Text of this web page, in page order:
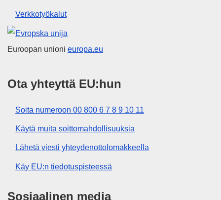
Verkkotyökalut
Euroopan unioni
Euroopan unioni europa.eu
Ota yhteyttä EU:hun
Soita numeroon 00 800 6 7 8 9 10 11
Käytä muita soittomahdollisuuksia
Lähetä viesti yhteydenottolomakkeella
Käy EU:n tiedotuspisteessä
Sosiaalinen media